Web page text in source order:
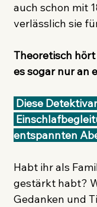
auch schon mit
verlässlich sie
Theoretisch
es sogar nur an
entspannten
Habt ihr als
gestärkt habt?
Gedanken und